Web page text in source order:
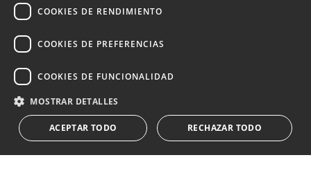
info@dmproperties.com
© Copyright 1989 - 2026 Diana Morales Properties Knight
Frank ·Términos y condiciones de uso del sitio web· Diseño
Web & SEO
Inmoba Networks
COOKIES DE RENDIMIENTO
COOKIES DE PREFERENCIAS
COOKIES DE FUNCIONALIDAD
MOSTRAR DETALLES
ACEPTAR TODO RECHAZAR TODO